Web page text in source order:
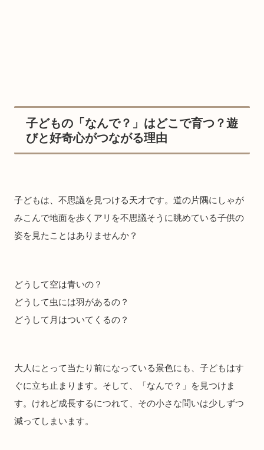
子どもの「なんで？」はどこで育つ？遊
びと好奇心がつながる理由
子どもは、不思議を見つける天才です。道の片隅にしゃが
みこんで地面を歩くアリを不思議そうに眺めている子供の
姿を見たことはありませんか？
どうして空は青いの？
どうして虫には羽があるの？
どうして月はついてくるの？
大人にとって当たり前になっている景色にも、子どもはす
ぐに立ち止まります。そして、「なんで？」を見つけま
す。けれど成長するにつれて、その小さな問いは少しずつ
減ってしまいます。